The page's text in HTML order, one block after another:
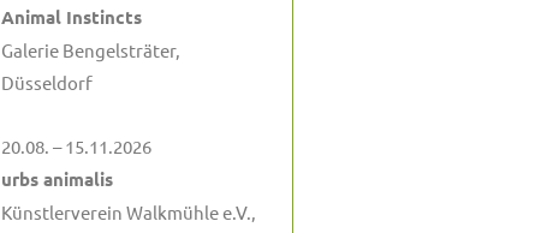
Animal Instincts
Galerie Bengelsträter,
Düsseldorf
20.08. – 15.11.2026
urbs animalis
Künstlerverein Walkmühle e.V.,